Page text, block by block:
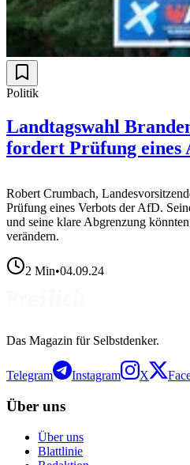
Politik
Landtagswahl
fordert Prüfung eines
Robert Crumbach,
Prüfung eines Verbots der AfD.
und seine klare Abgrenzung
verändern.
2 Min•04.09.24
Das Magazin für Selbstdenker.
Telegram Instagram X
Über uns
Über uns
Blattlinie